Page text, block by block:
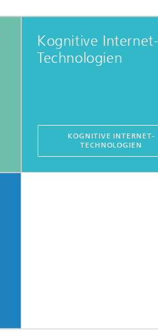
Kognitive Internet-
Technologien
KOGNITIVE INTERNET-
TECHNOLOGIEN